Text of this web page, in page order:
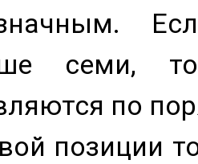
семи,
по
позиции